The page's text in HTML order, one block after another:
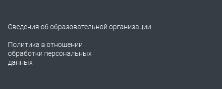
Сведения об образовательной организации
Политика в отношении
обработки персональных
данных